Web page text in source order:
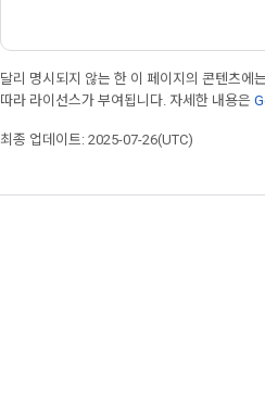
달리 명시되지 않는 한 이 페이지의 콘텐츠에는
따라 라이선스가 부여됩니다. 자세한 내용은
최종 업데이트: 2025-07-26(UTC)